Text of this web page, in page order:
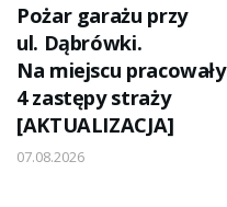
Pożar garażu przy
ul. Dąbrówki.
Na miejscu pracowały
4 zastępy straży
[AKTUALIZACJA]
07.08.2026